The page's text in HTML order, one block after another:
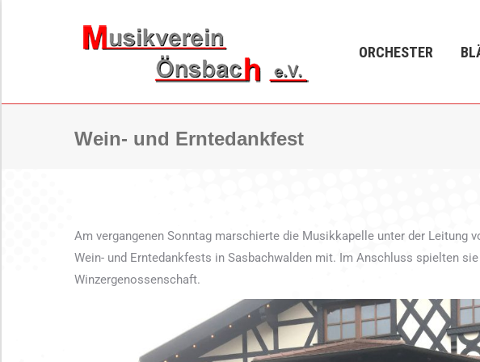
ORCHESTER
Wein- und Erntedankfest
Am vergangenen Sonntag marschierte die Musikkapelle unter der Leitung
Wein- und Erntedankfests in Sasbachwalden mit. Im Anschluss spielten
Winzergenossenschaft.